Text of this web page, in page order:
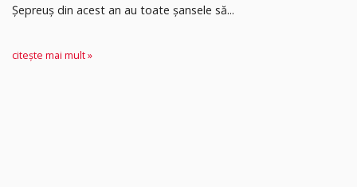
Șepreuș din acest an au toate șansele să...
citește mai mult »